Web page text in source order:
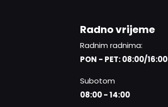
Radno vrijeme
Radnim radnima:
PON - PET: 08:00/16:00
Subotom
08:00 - 14:00